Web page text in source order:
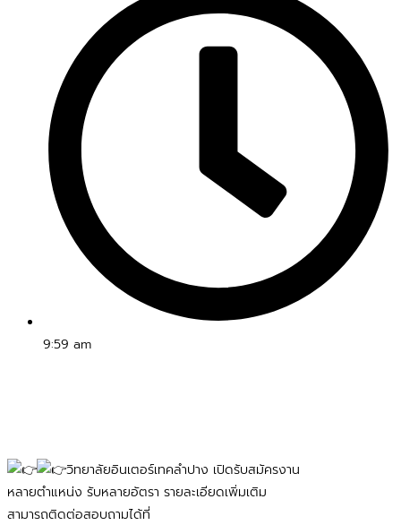
9:59 am
วิทยาลัยอินเตอร์เทคลำปาง เปิดรับสมัครงาน
หลายตำแหน่ง รับหลายอัตรา รายละเอียดเพิ่มเติม
สามารถติดต่อสอบถามได้ที่